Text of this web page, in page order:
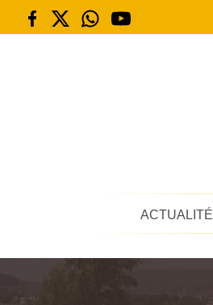
ACTUALITÉ